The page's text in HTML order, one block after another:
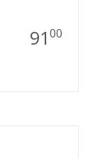
9100